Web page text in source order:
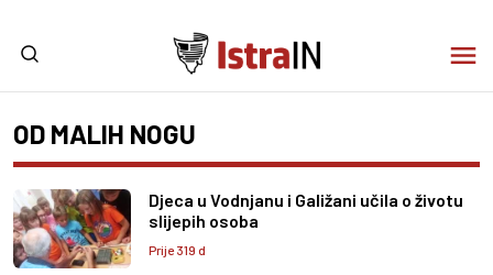
OD MALIH NOGU
Djeca u Vodnjanu i Galižani učila o životu
slijepih osoba
Prije 319 d